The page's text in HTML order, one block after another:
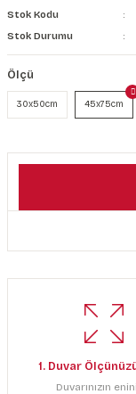
Stok Kodu
Stok Durumu
Ölçü
30x50cm 45x75cm
1. Duvar
Duvarınızın